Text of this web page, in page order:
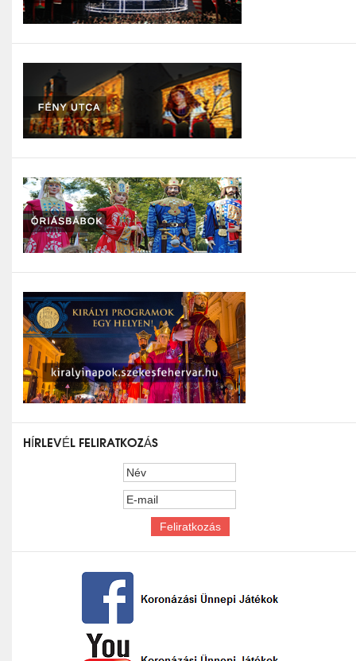
HÍRLEVÉL FELIRATKOZÁS